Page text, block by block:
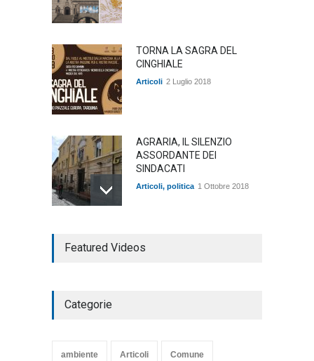
TORNA LA SAGRA DEL
CINGHIALE
Articoli 2 Luglio 2018
AGRARIA, IL SILENZIO
ASSORDANTE DEI
SINDACATI
Articoli, politica 1 Ottobre 2018
COMMEDIA"
TARQUINIA
Featured Videos
Categorie
ambiente Articoli Comune